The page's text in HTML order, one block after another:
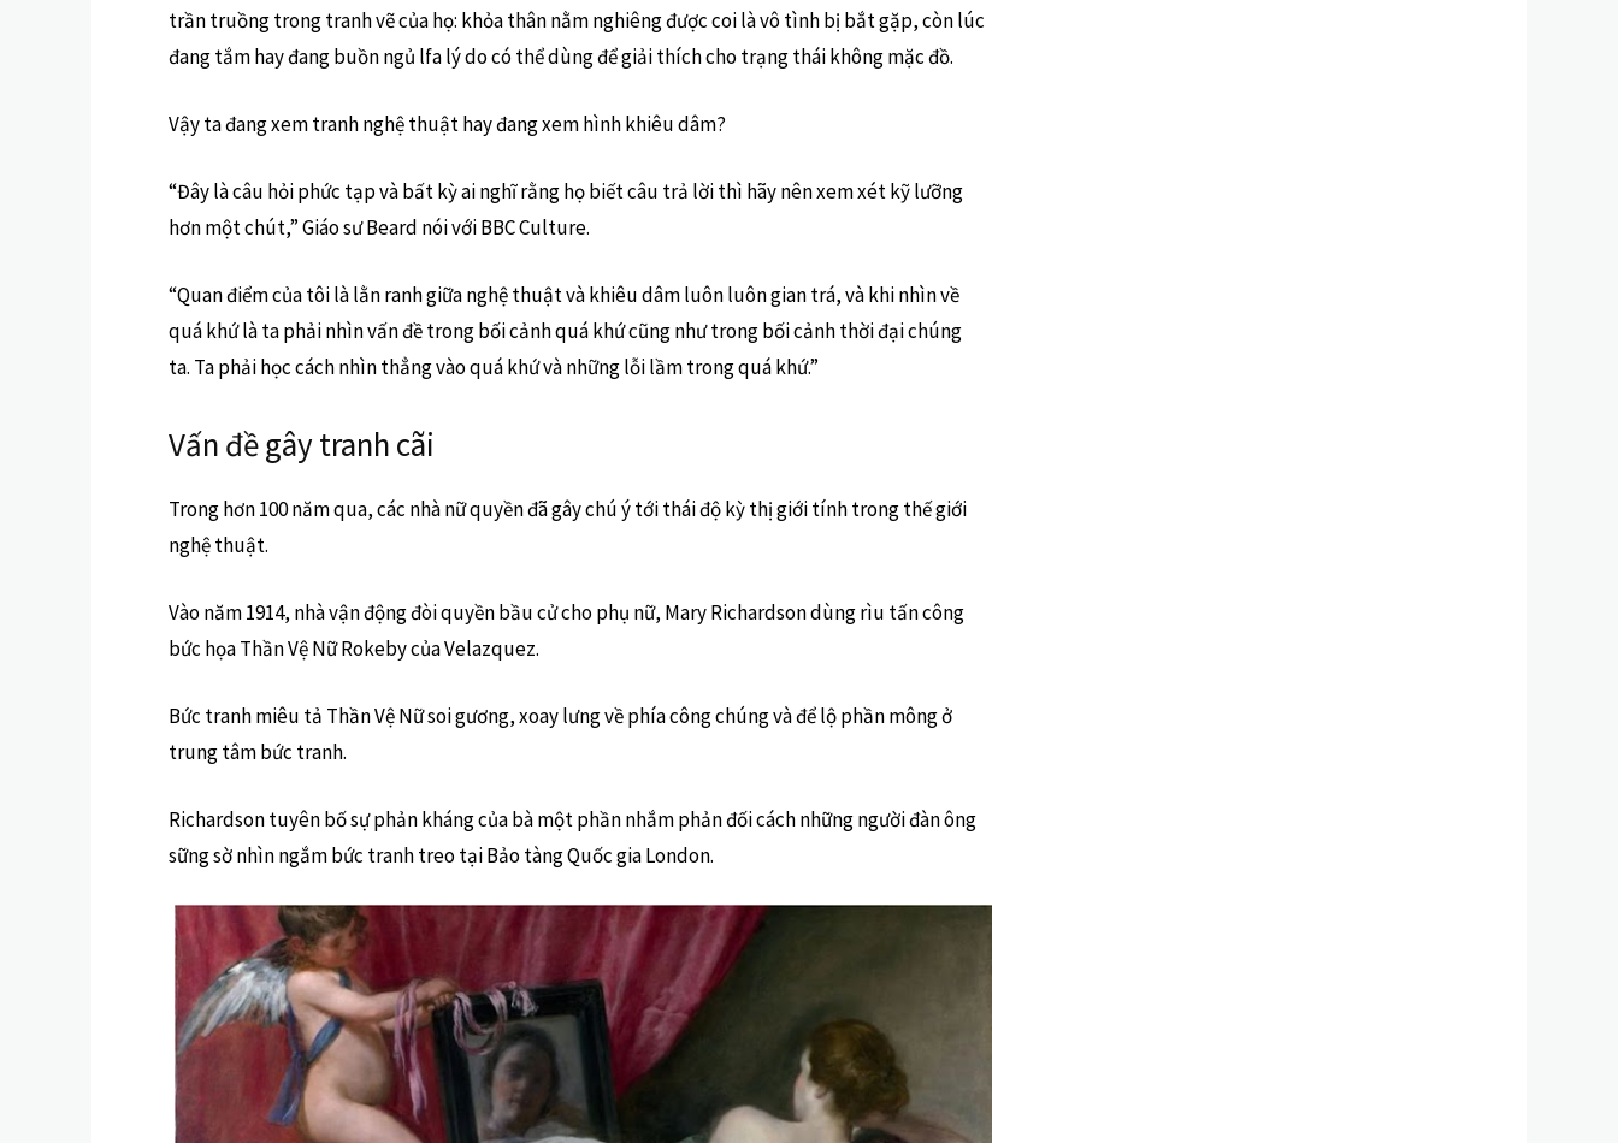
trần truồng trong tranh vẽ của họ: khỏa thân nằm nghiêng được coi là vô tình bị bắt gặp, còn lúc
đang tắm hay đang buồn ngủ lfa lý do có thể dùng để giải thích cho trạng thái không mặc đồ.
Vậy ta đang xem tranh nghệ thuật hay đang xem hình khiêu dâm?
“Đây là câu hỏi phức tạp và bất kỳ ai nghĩ rằng họ biết câu trả lời thì hãy nên xem xét kỹ lưỡng
hơn một chút,” Giáo sư Beard nói với BBC Culture.
“Quan điểm của tôi là lằn ranh giữa nghệ thuật và khiêu dâm luôn luôn gian trá, và khi nhìn về
quá khứ là ta phải nhìn vấn đề trong bối cảnh quá khứ cũng như trong bối cảnh thời đại chúng
ta. Ta phải học cách nhìn thẳng vào quá khứ và những lỗi lầm trong quá khứ.”
Vấn đề gây tranh cãi
Trong hơn 100 năm qua, các nhà nữ quyền đã gây chú ý tới thái độ kỳ thị giới tính trong thế giới
nghệ thuật.
Vào năm 1914, nhà vận động đòi quyền bầu cử cho phụ nữ, Mary Richardson dùng rìu tấn công
bức họa Thần Vệ Nữ Rokeby của Velazquez.
Bức tranh miêu tả Thần Vệ Nữ soi gương, xoay lưng về phía công chúng và để lộ phần mông ở
trung tâm bức tranh.
Richardson tuyên bố sự phản kháng của bà một phần nhắm phản đối cách những người đàn ông
sững sờ nhìn ngắm bức tranh treo tại Bảo tàng Quốc gia London.